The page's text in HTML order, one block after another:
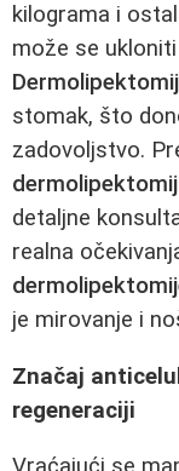
kilograma i
može se
stomak, što
zadovoljstvo.
detaljne
realna
je mirovanje i
Značaj
regeneraciji